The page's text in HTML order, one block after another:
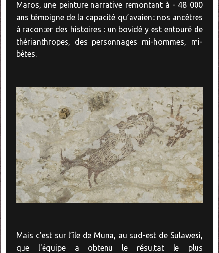
Maros, une peinture narrative remontant à - 48 000
ans témoigne de la capacité qu’avaient nos ancêtres
à raconter des histoires : un bovidé y est entouré de
thérianthropes, des personnages mi-hommes, mi-
bêtes.
Mais c’est sur l’île de Muna, au sud-est de Sulawesi,
que l'équipe a obtenu le résultat le plus